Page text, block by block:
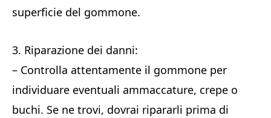
superficie del gommone.
3. Riparazione dei danni:
– Controlla attentamente il gommone per
individuare eventuali ammaccature, crepe o
buchi. Se ne trovi, dovrai ripararli prima di